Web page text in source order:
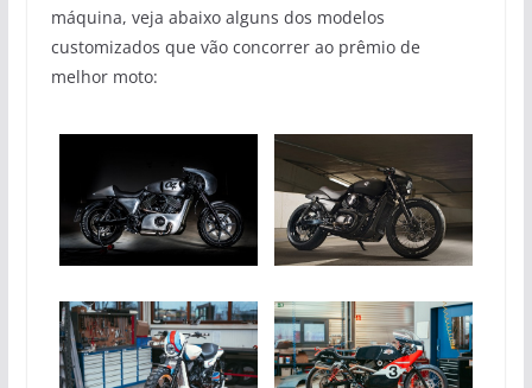
máquina, veja abaixo alguns dos modelos
customizados que vão concorrer ao prêmio de
melhor moto: